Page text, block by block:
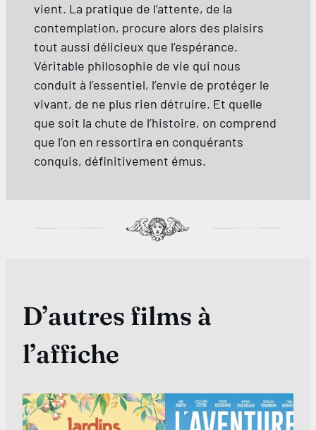
vient. La pratique de l’attente, de la
contemplation, procure alors des plaisirs
tout aussi délicieux que l’espérance.
Véritable philosophie de vie qui nous
conduit à l’essentiel, l’envie de protéger le
vivant, de ne plus rien détruire. Et quelle
que soit la chute de l’histoire, on comprend
que l’on en ressortira en conquérants
conquis, définitivement émus.
D’autres films à
l’affiche